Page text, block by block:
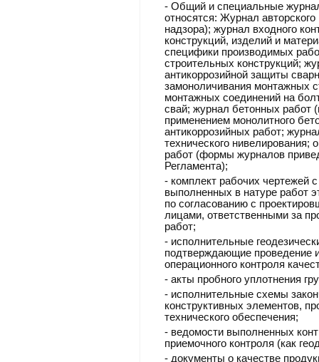
- Общий и специальные
относятся: Журнал
надзора); журнал входного
конструкций, изделий и
специфики производимых
строительных конструкций;
антикоррозийной защиты
замоноличивания монтажных
монтажных соединений на
свай; журнал бетонных работ
применением монолитного
антикоррозийных работ;
технического нивелирования;
работ (формы журналов
Регламента);
- комплект рабочих чертежей
выполненных в натуре работ
по согласованию с
лицами, ответственными за
работ;
- исполнительные
подтверждающие проведение
операционного контроля
- акты пробного уплотнения
- исполнительные схемы
конструктивных элементов,
технического обеспечения;
- ведомости выполненных
приемочного контроля (как
- документы о качестве